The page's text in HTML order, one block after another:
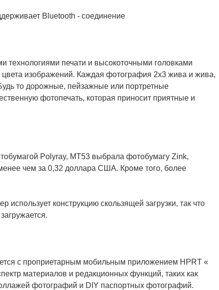
технологиями печати и высокоточными головками
цвета изображений. Каждая фотография 2x3 жива и жива,
то дорожные, пейзажные или портретные
фотопечать, которая приносит приятные и
Polyray, MT53 выбрала фотобумагу Zink,
чем за 0,32 доллара США. Кроме того, более
конструкцию скользящей загрузки, так что
с проприетарным мобильным приложением HPRT «
материалов и редакционных функций, таких как
фотографий и DIY паспортных фотографий.